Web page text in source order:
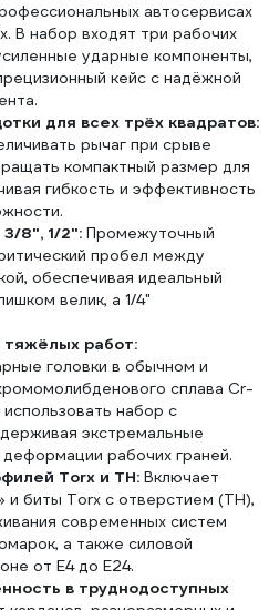
автосервисах
В набор входят три рабочих
ударные компоненты,
кейс с надёжной
для всех трёх квадратов:
рычаг при срыве
компактный размер для
гибкость и эффективность
8", 1/2": Промежуточный
пробел между
обеспечивая идеальный
велик, а 1/4"
тяжёлых работ:
головки в обычном и
сплава Cr-
набор с
экстремальные
рабочих граней.
Torx и TH: Включает
и биты Torx с отверстием (TH),
современных систем
а также силовой
от E4 до E24.
в труднодоступных